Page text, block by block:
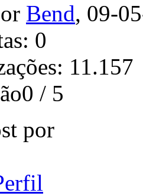
Bend, 09-
0
11.157
/ 5
por